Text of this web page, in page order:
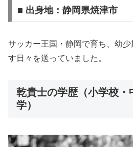
■ 出身地：静岡県焼津市
サッカー王国・静岡で育ち、幼
す日々を送っていました。
乾貴士の学歴（小学校・
学）